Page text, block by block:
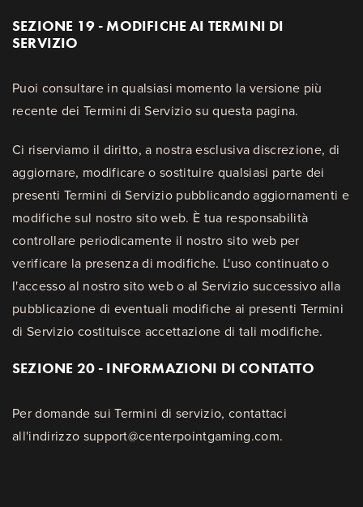
SEZIONE 19 - MODIFICHE AI TERMINI DI
SERVIZIO
Puoi consultare in qualsiasi momento la versione più
recente dei Termini di Servizio su questa pagina.
Ci riserviamo il diritto, a nostra esclusiva discrezione, di
aggiornare, modificare o sostituire qualsiasi parte dei
presenti Termini di Servizio pubblicando aggiornamenti e
modifiche sul nostro sito web. È tua responsabilità
controllare periodicamente il nostro sito web per
verificare la presenza di modifiche. L'uso continuato o
l'accesso al nostro sito web o al Servizio successivo alla
pubblicazione di eventuali modifiche ai presenti Termini
di Servizio costituisce accettazione di tali modifiche.
SEZIONE 20 - INFORMAZIONI DI CONTATTO
Per domande sui Termini di servizio, contattaci
all'indirizzo support@centerpointgaming.com.